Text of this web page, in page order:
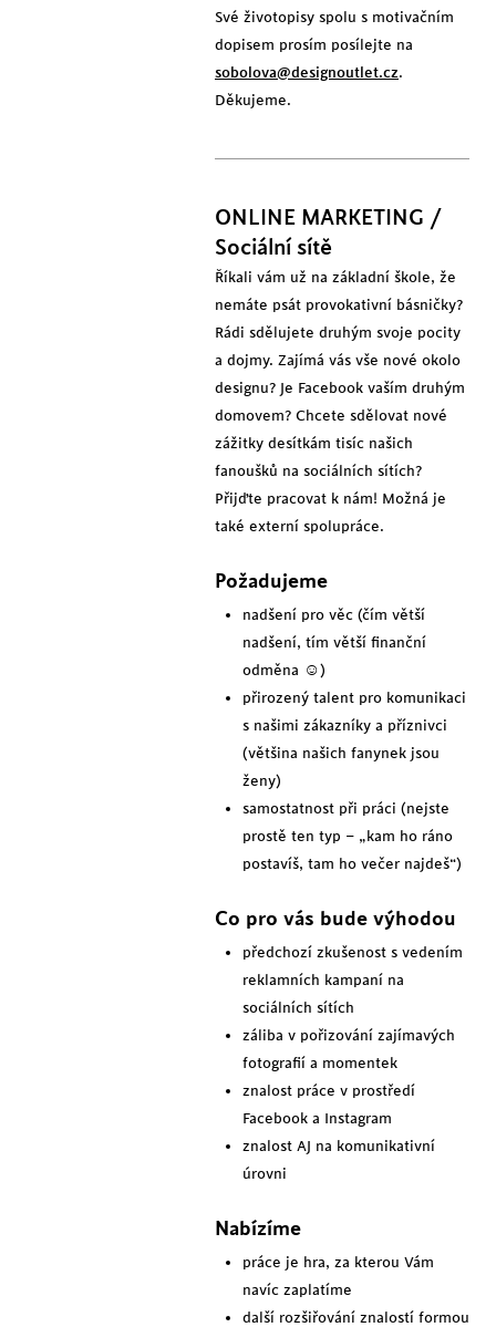
Své životopisy spolu s motivačním
dopisem prosím posílejte na
sobolova@designoutlet.cz.
Děkujeme.
ONLINE MARKETING /
Sociální sítě
Říkali vám už na základní škole, že
nemáte psát provokativní básničky?
Rádi sdělujete druhým svoje pocity
a dojmy. Zajímá vás vše nové okolo
designu? Je Facebook vaším druhým
domovem? Chcete sdělovat nové
zážitky desítkám tisíc našich
fanoušků na sociálních sítích?
Přijďte pracovat k nám! Možná je
také externí spolupráce.
Požadujeme
nadšení pro věc (čím větší
nadšení, tím větší finanční
odměna ☺)
přirozený talent pro komunikaci
s našimi zákazníky a příznivci
(většina našich fanynek jsou
ženy)
samostatnost při práci (nejste
prostě ten typ – „kam ho ráno
postavíš, tam ho večer najdeš“)
Co pro vás bude výhodou
předchozí zkušenost s vedením
reklamních kampaní na
sociálních sítích
záliba v pořizování zajímavých
fotografií a momentek
znalost práce v prostředí
Facebook a Instagram
znalost AJ na komunikativní
úrovni
Nabízíme
práce je hra, za kterou Vám
navíc zaplatíme
další rozšiřování znalostí formou